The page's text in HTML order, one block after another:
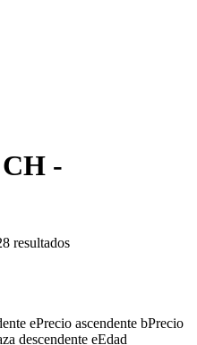
-
resultados
ePrecio ascendente bPrecio
descendente eEdad